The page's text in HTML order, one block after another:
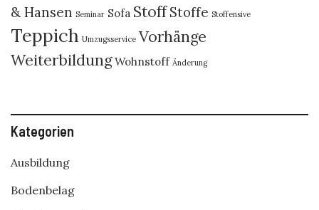
& Hansen Seminar Sofa Stoff Stoffe Stoffensive
Teppich Umzugsservice Vorhänge
Weiterbildung Wohnstoff Änderung
Kategorien
Ausbildung
Bodenbelag